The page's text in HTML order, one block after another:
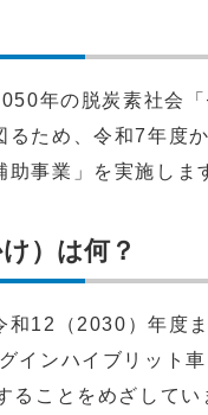
年の脱炭素社会
るため、令和7年度
事業」を実施しま
）は何？
12（2030）年度
インハイブリット
ることをめざしてい